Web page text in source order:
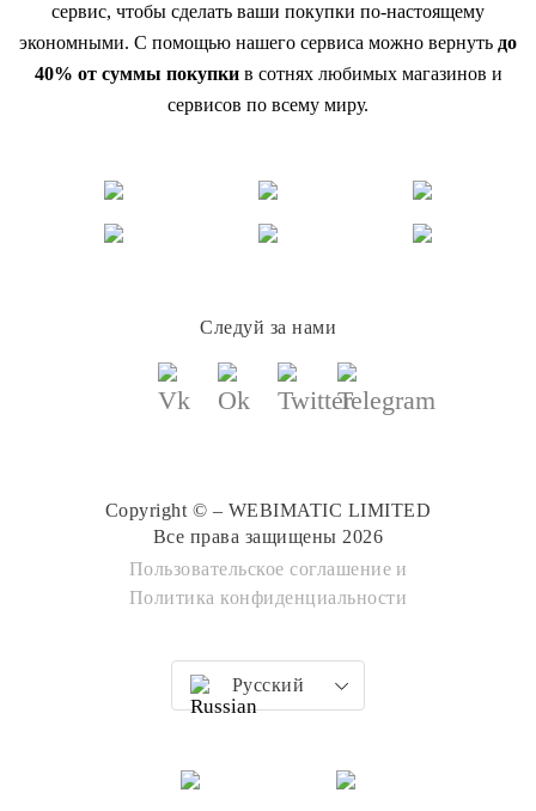
сервис, чтобы сделать ваши покупки по-настоящему
экономными. С помощью нашего сервиса можно вернуть до
40% от суммы покупкив сотнях любимых магазинов и
сервисов по всему миру.
Следуй за нами
Copyright © – WEBIMATIC LIMITED
Все права защищены 2026
Пользовательское соглашение и
Политика конфиденциальности
Русский